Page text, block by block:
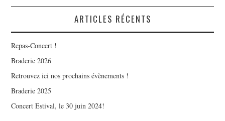
ARTICLES RÉCENTS
Repas-Concert !
Braderie 2026
Retrouvez ici nos prochains évènements !
Braderie 2025
Concert Estival, le 30 juin 2024!